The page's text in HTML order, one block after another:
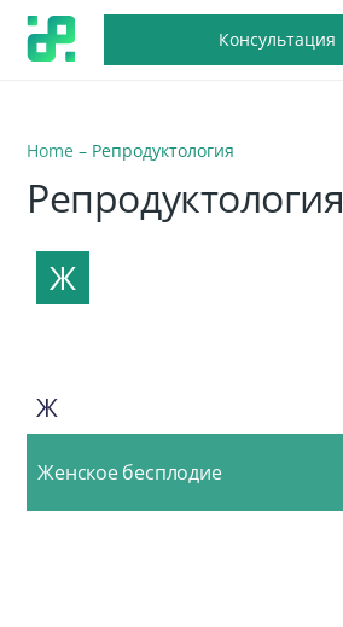
Консультация
Home – Репродуктология
Репродуктология
Ж
Ж
Женское бесплодие